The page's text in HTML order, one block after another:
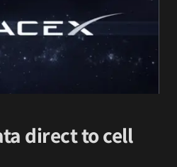
direct to cell